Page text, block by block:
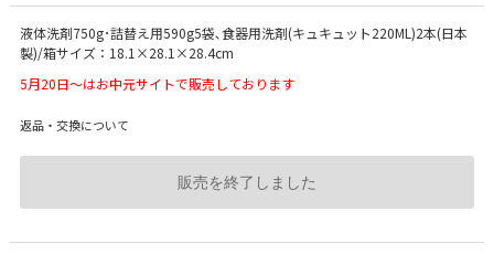
液体洗剤750g･詰替え用590g5袋､食器用洗剤(キュキュット220ML)2本(日本
製)/箱サイズ：18.1×28.1×28.4cm
5月20日～はお中元サイトで販売しております
返品・交換について
販売を終了しました